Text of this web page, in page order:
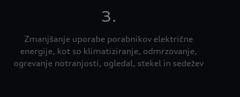
3.
Zmanjšanje uporabe porabnikov električne
energije, kot so klimatiziranje, odmrzovanje,
ogrevanje notranjosti, ogledal, stekel in sedežev